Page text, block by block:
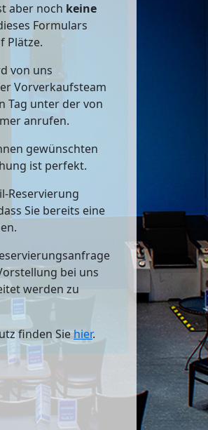
aber noch keine
Formulars
Plätze.
von uns
Vorverkaufsteam
Tag unter der von
anrufen.
gewünschten
ist perfekt.
Reservierung
Sie bereits eine
bei uns
werden zu
finden Siehier.